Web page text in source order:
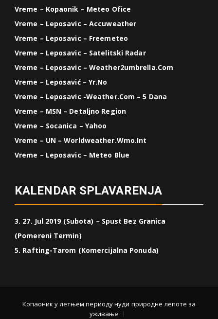
Vreme – Kopaonik – Meteo Ofice
Vreme – Leposavic – Accuweather
Vreme – Leposavic – Freemeteo
Vreme – Leposavic – Satelitski Radar
Vreme – Leposavic – Weather2umbrella.com
Vreme – Leposavić – Yr.no
Vreme – Leposavic -weather.com – 5 Dana
Vreme – MSN – Detaljno Region
Vreme – Socanica – Yahoo
Vreme – UN – Worldweather.wmo.int
Vreme – Leposavic – Meteo Blue
KALENDAR SPLAVARENJA
3. 27. Jul 2019 (Subota) – Spust Bez Granica
(Pomereni Termin)
5. Rafting-Tarom (Komercijalna Ponuda)
Копаоник у летњем периоду нуди природне лепоте за
уживање